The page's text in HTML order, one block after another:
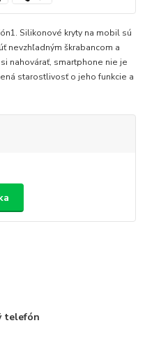
Silikonové kryty na mobil sú
nevzhľadným škrabancom a
nahovárať, smartphone nie je
starostlivosť o jeho funkcie a
telefón